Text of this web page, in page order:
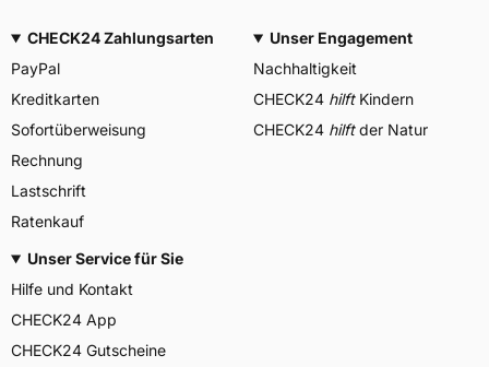
CHECK24 Zahlungsarten
PayPal
Kreditkarten
Sofortüberweisung
Rechnung
Lastschrift
Ratenkauf
Unser Engagement
Nachhaltigkeit
CHECK24 hilftKindern
CHECK24 hilftder Natur
Unser Service für Sie
Hilfe und Kontakt
CHECK24 App
CHECK24 Gutscheine